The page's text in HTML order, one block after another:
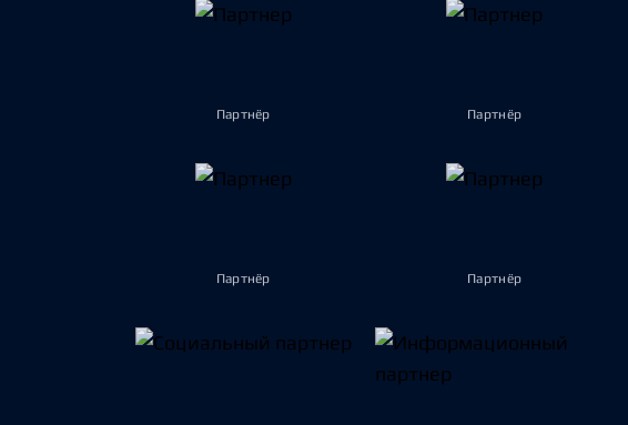
Партнёр Партнёр
Партнёр Партнёр